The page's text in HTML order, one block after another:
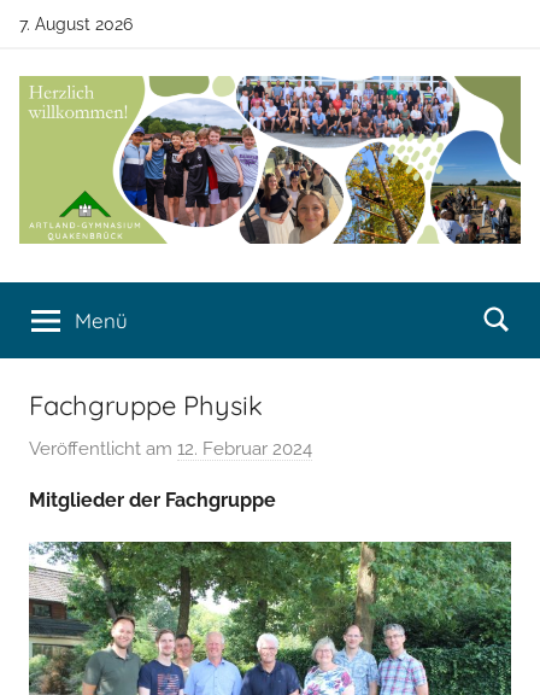
Zum
springen
7. August 2026
Artland-
Gymnasium
Quakenbrück
Quakenbrück
Menü
Fachgruppe Physik
Veröffentlicht am 12. Februar 2024
a
d
m
i
n
Mitglieder der Fachgruppe